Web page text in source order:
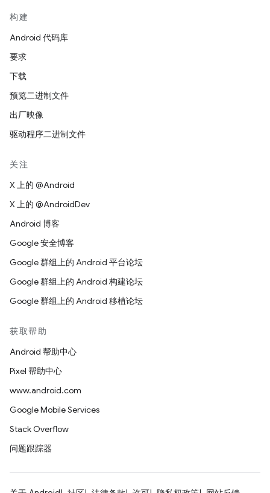
构建
Android 代码库
要求
下载
预览二进制文件
出厂映像
驱动程序二进制文件
关注
X 上的 @Android
X 上的 @AndroidDev
Android 博客
Google 安全博客
Google 群组上的 Android 平台论坛
Google 群组上的 Android 构建论坛
Google 群组上的 Android 移植论坛
获取帮助
Android 帮助中心
Pixel 帮助中心
www.android.com
Google Mobile Services
Stack Overflow
问题跟踪器